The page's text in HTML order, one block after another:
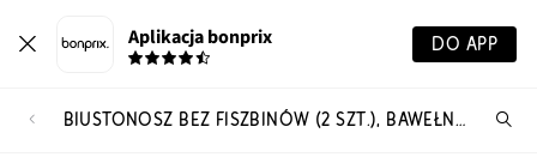
Aplikacja bonprix DO APP
BIUSTONOSZ BEZ FISZBINÓW (2 SZT.), BAWEŁNA ORGANICZNA